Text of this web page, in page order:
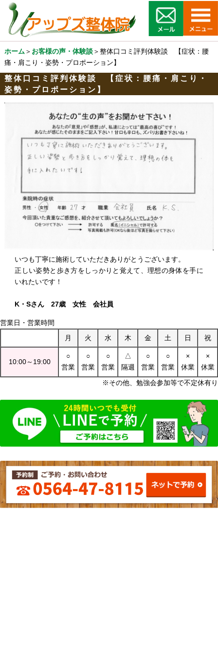
ホーム ＞ お客様の声・体験談＞整体口コミ評判体験談 【症状：腰
痛・肩こり・姿勢・プロポーション】
整体口コミ評判体験談 【症状：腰痛・肩こり・
姿勢・プロポーション】
いつも丁寧に施術していただきありがとうございます。
正しい姿勢と歩き方をしっかりと覚えて、理想の身体を手に
いれたいです！
K・Sさん 27歳 女性 会社員
営業日・営業時間
月
火 水 木 金 土 日 祝
10:00～19:00
○
営業
○
営業
○
営業
△
隔週
○
営業
○
営業
×
休業
×
休業
※その他、勉強会参加等で不定休有り